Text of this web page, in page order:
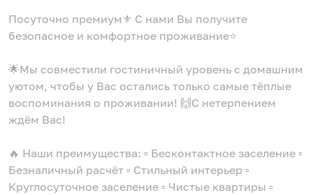
Посуточно премиум⚜️ С нами Вы получите
безопасное и комфортное проживание⭐️
🌟Мы совместили гостиничный уровень с домашним
уютом, чтобы у Вас остались только самые тёплые
воспоминания о проживании! 🙌С нетерпением
ждём Вас!
🔥 Наши преимущества: ▫️ Бесконтактное заселение ▫️
Безналичный расчёт ▫️ Стильный интерьер ▫️
Круглосуточное заселение ▫️ Чистые квартиры ▫️